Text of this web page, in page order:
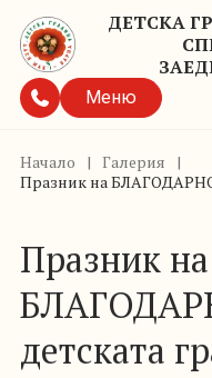
ДЕТСКА
Меню
Начало | Галерия
|
Празник на
Празник на
детската